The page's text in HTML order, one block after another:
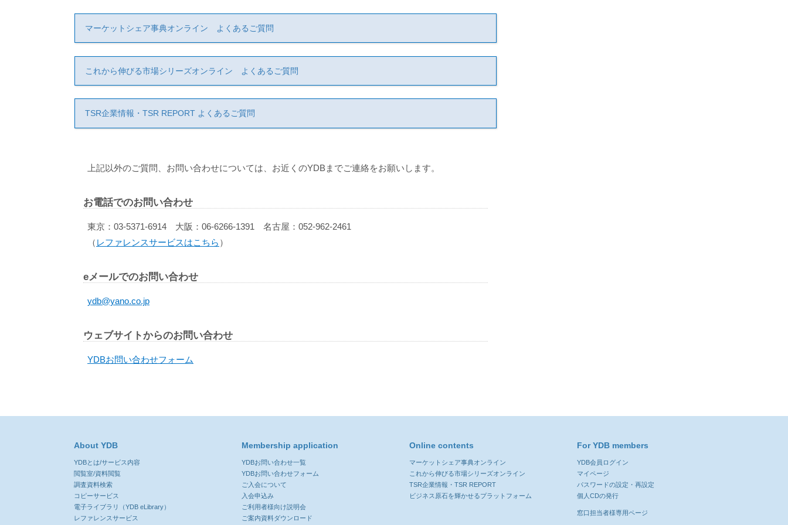
マーケットシェア事典オンライン よくあるご質問
これから伸びる市場シリーズオンライン よくあるご質問
TSR企業情報・TSR REPORT よくあるご質問
上記以外のご質問、お問い合わせについては、お近くのYDBまでご連絡をお願いします。
お電話でのお問い合わせ
東京：03-5371-6914 大阪：06-6266-1391 名古屋：052-962-2461
（ レファレンスサービスはこちら ）
eメールでのお問い合わせ
ydb@yano.co.jp
ウェブサイトからのお問い合わせ
YDBお問い合わせフォーム
About YDB
YDBとは/サービス内容
閲覧室/資料閲覧
調査資料検索
コピーサービス
電子ライブラリ（YDB eLibrary）
レファレンスサービス
Membership application
YDBお問い合わせ一覧
YDBお問い合わせフォーム
ご入会について
入会申込み
ご利用者様向け説明会
ご案内資料ダウンロード
Online contents
マーケットシェア事典オンライン
これから伸びる市場シリーズオンライン
TSR企業情報・TSR REPORT
ビジネス原石を輝かせるプラットフォーム
For YDB members
YDB会員ログイン
マイページ
パスワードの設定・再設定
個人CDの発行
窓口担当者様専用ページ